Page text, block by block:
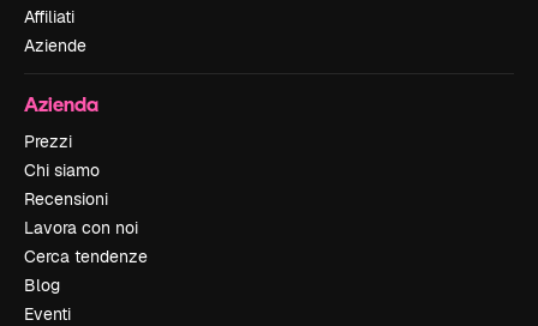
Affiliati
Aziende
Azienda
Prezzi
Chi siamo
Recensioni
Lavora con noi
Cerca tendenze
Blog
Eventi